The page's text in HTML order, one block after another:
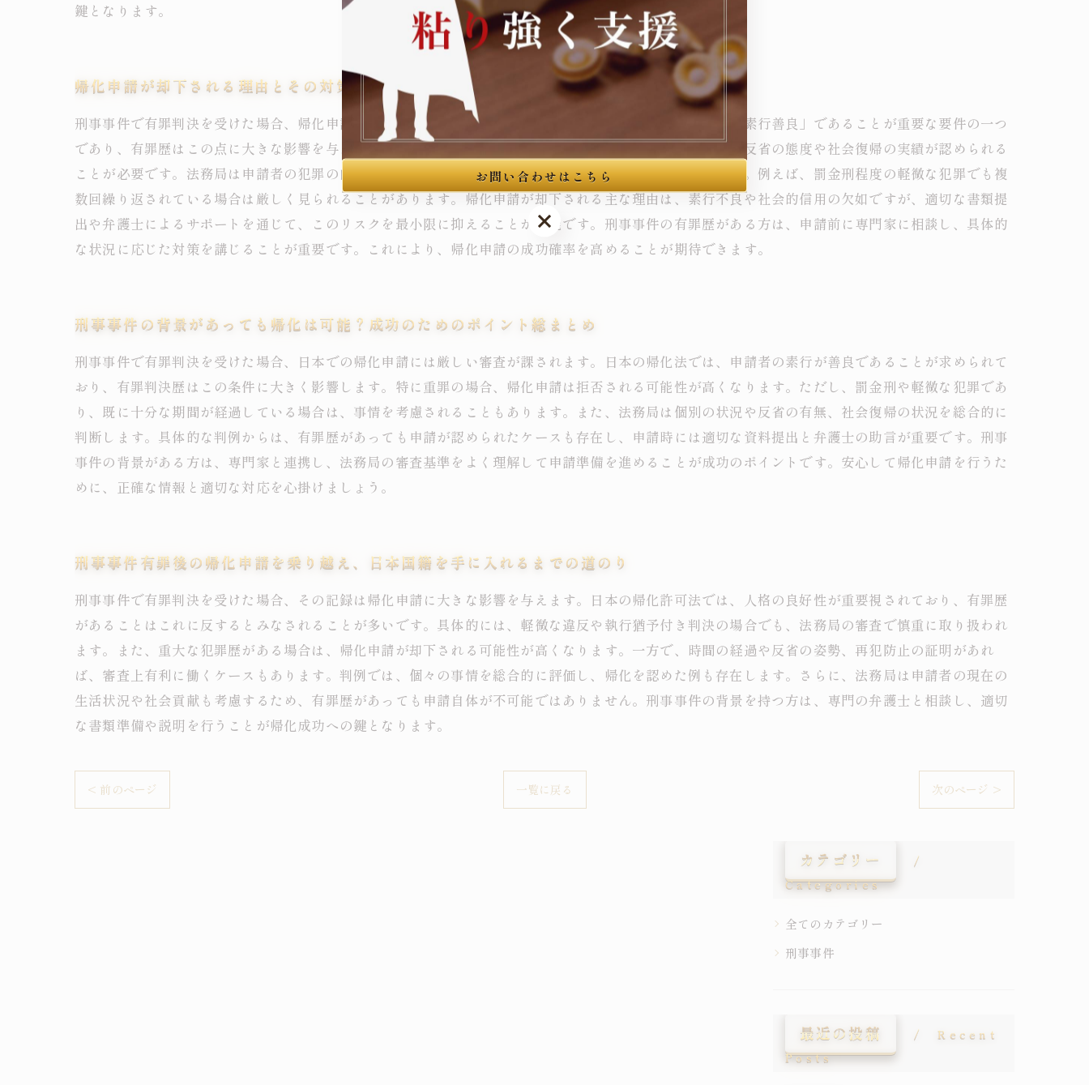
鍵となります。
帰化申請が却下される理由とその対策を専門家が詳しく教えます
刑事事件で有罪判決を受けた場合、帰化申請には厳しい審査が課されます。日本の帰化申請においては、「素行善良」であることが重要な要件の一つ
であり、有罪歴はこの点に大きな影響を与えます。一般的に、有罪判決が確定してから一定期間が経過し、反省の態度や社会復帰の実績が認められる
ことが必要です。法務局は申請者の犯罪の内容や重大性、再犯の有無、生活態度などを総合的に判断します。例えば、罰金刑程度の軽微な犯罪でも複
数回繰り返されている場合は厳しく見られることがあります。帰化申請が却下される主な理由は、素行不良や社会的信用の欠如ですが、適切な書類提
出や弁護士によるサポートを通じて、このリスクを最小限に抑えることが可能です。刑事事件の有罪歴がある方は、申請前に専門家に相談し、具体的
な状況に応じた対策を講じることが重要です。これにより、帰化申請の成功確率を高めることが期待できます。
刑事事件の背景があっても帰化は可能？成功のためのポイント総まとめ
刑事事件で有罪判決を受けた場合、日本での帰化申請には厳しい審査が課されます。日本の帰化法では、申請者の素行が善良であることが求められて
おり、有罪判決歴はこの条件に大きく影響します。特に重罪の場合、帰化申請は拒否される可能性が高くなります。ただし、罰金刑や軽微な犯罪であ
り、既に十分な期間が経過している場合は、事情を考慮されることもあります。また、法務局は個別の状況や反省の有無、社会復帰の状況を総合的に
判断します。具体的な判例からは、有罪歴があっても申請が認められたケースも存在し、申請時には適切な資料提出と弁護士の助言が重要です。刑事
事件の背景がある方は、専門家と連携し、法務局の審査基準をよく理解して申請準備を進めることが成功のポイントです。安心して帰化申請を行うた
めに、正確な情報と適切な対応を心掛けましょう。
刑事事件有罪後の帰化申請を乗り越え、日本国籍を手に入れるまでの道のり
刑事事件で有罪判決を受けた場合、その記録は帰化申請に大きな影響を与えます。日本の帰化許可法では、人格の良好性が重要視されており、有罪歴
があることはこれに反するとみなされることが多いです。具体的には、軽微な違反や執行猶予付き判決の場合でも、法務局の審査で慎重に取り扱われ
ます。また、重大な犯罪歴がある場合は、帰化申請が却下される可能性が高くなります。一方で、時間の経過や反省の姿勢、再犯防止の証明があれ
ば、審査上有利に働くケースもあります。判例では、個々の事情を総合的に評価し、帰化を認めた例も存在します。さらに、法務局は申請者の現在の
生活状況や社会貢献も考慮するため、有罪歴があっても申請自体が不可能ではありません。刑事事件の背景を持つ方は、専門の弁護士と相談し、適切
な書類準備や説明を行うことが帰化成功への鍵となります。
< 前のページ 一覧に戻る 次のページ >
カテゴリー
Categories
全てのカテゴリー
刑事事件
最近の投稿
Recent
Posts
お問い合わせはこちら
お問い合わせはこちら